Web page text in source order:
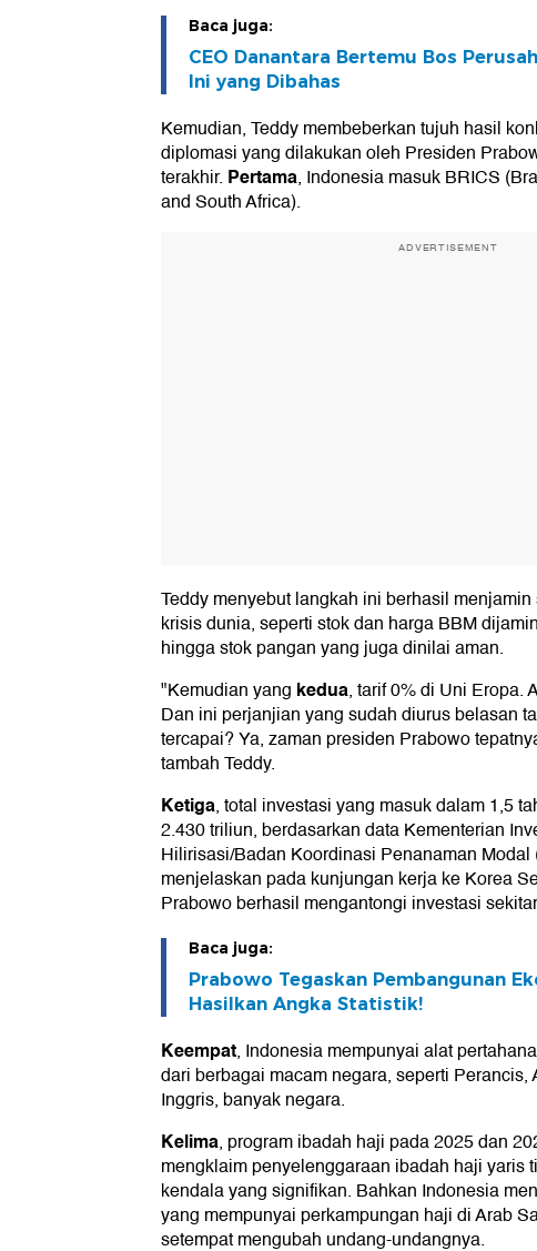
Baca juga:
CEO Danantara Bertemu Bos
Ini yang Dibahas
Kemudian, Teddy membeberkan tujuh hasil
diplomasi yang dilakukan oleh Presiden
terakhir. Pertama, Indonesia masuk BRICS
and South Africa).
ADVERTISEMENT
Teddy menyebut langkah ini berhasil
krisis dunia, seperti stok dan harga BBM
hingga stok pangan yang juga dinilai aman.
"Kemudian yang kedua, tarif 0% di Uni Eropa.
Dan ini perjanjian yang sudah diurus belasan
tercapai? Ya, zaman presiden Prabowo
tambah Teddy.
Ketiga, total investasi yang masuk dalam 1,5
2.430 triliun, berdasarkan data Kementerian
Hilirisasi/Badan Koordinasi Penanaman Modal
menjelaskan pada kunjungan kerja ke Korea
Prabowo berhasil mengantongi investasi
Baca juga:
Prabowo Tegaskan Pembangunan
Hasilkan Angka Statistik!
Keempat, Indonesia mempunyai alat
dari berbagai macam negara, seperti Perancis,
Inggris, banyak negara.
Kelima, program ibadah haji pada 2025 dan
mengklaim penyelenggaraan ibadah haji yaris
kendala yang signifikan. Bahkan Indonesia
yang mempunyai perkampungan haji di Arab
setempat mengubah undang-undangnya.